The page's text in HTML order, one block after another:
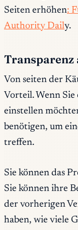
Seiten erhöhen:
Authority Daily.
Von seiten der
Vorteil. Wenn
einstellen
benötigen, um
treffen.
Sie können das
Sie können ihre
der vorherigen
haben, wie viele